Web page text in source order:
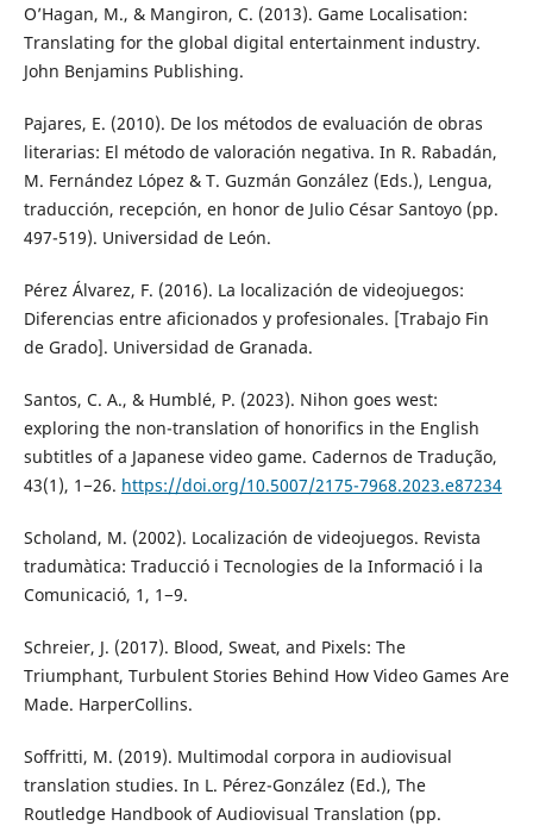
O’Hagan, M., & Mangiron, C. (2013). Game Localisation:
Translating for the global digital entertainment industry.
John Benjamins Publishing.
Pajares, E. (2010). De los métodos de evaluación de obras
literarias: El método de valoración negativa. In R. Rabadán,
M. Fernández López & T. Guzmán González (Eds.), Lengua,
traducción, recepción, en honor de Julio César Santoyo (pp.
497-519). Universidad de León.
Pérez Álvarez, F. (2016). La localización de videojuegos:
Diferencias entre aficionados y profesionales. [Trabajo Fin
de Grado]. Universidad de Granada.
Santos, C. A., & Humblé, P. (2023). Nihon goes west:
exploring the non-translation of honorifics in the English
subtitles of a Japanese video game. Cadernos de Tradução,
43(1), 1−26. https://doi.org/10.5007/2175-7968.2023.e87234
Scholand, M. (2002). Localización de videojuegos. Revista
tradumàtica: Traducció i Tecnologies de la Informació i la
Comunicació, 1, 1−9.
Schreier, J. (2017). Blood, Sweat, and Pixels: The
Triumphant, Turbulent Stories Behind How Video Games Are
Made. HarperCollins.
Soffritti, M. (2019). Multimodal corpora in audiovisual
translation studies. In L. Pérez-González (Ed.), The
Routledge Handbook of Audiovisual Translation (pp.